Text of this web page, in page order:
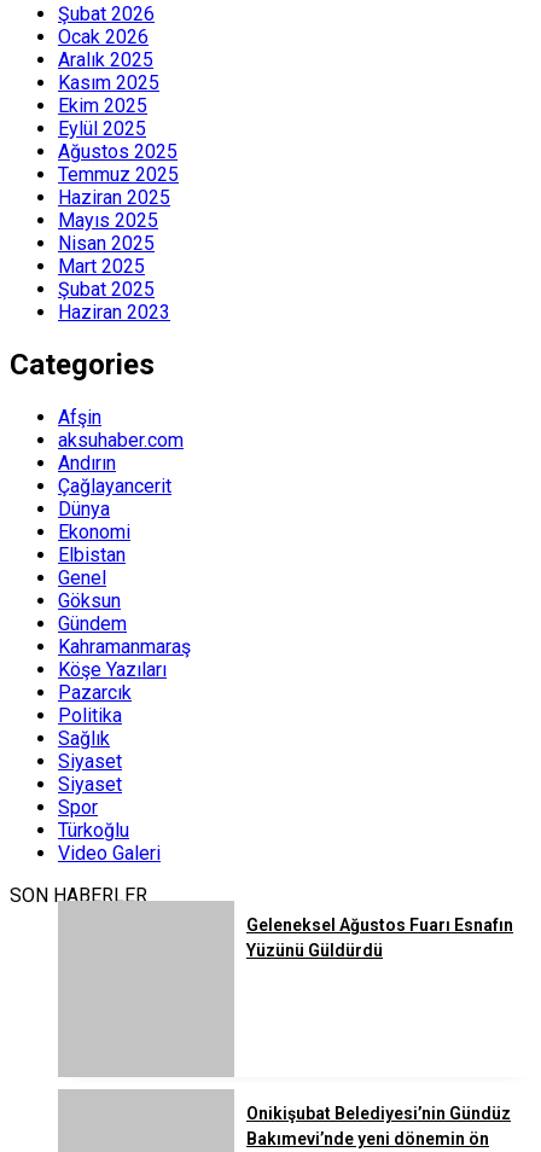
Şubat 2026
Ocak 2026
Aralık 2025
Kasım 2025
Ekim 2025
Eylül 2025
Ağustos 2025
Temmuz 2025
Haziran 2025
Mayıs 2025
Nisan 2025
Mart 2025
Şubat 2025
Haziran 2023
Categories
Afşin
aksuhaber.com
Andırın
Çağlayancerit
Dünya
Ekonomi
Elbistan
Genel
Göksun
Gündem
Kahramanmaraş
Köşe Yazıları
Pazarcık
Politika
Sağlık
Siyaset
Siyaset
Spor
Türkoğlu
Video Galeri
SON HABERLER
Geleneksel Ağustos Fuarı Esnafın
Yüzünü Güldürdü
Onikişubat Belediyesi’nin Gündüz
Bakımevi’nde yeni dönemin ön